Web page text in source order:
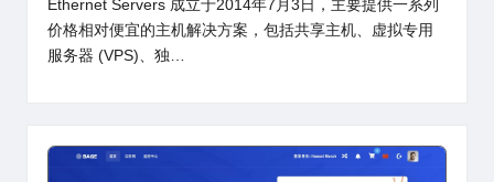
Ethernet Servers 成立于2014年7月3日，主要提供一系列
价格相对便宜的主机解决方案，包括共享主机、虚拟专用
服务器 (VPS)、独…